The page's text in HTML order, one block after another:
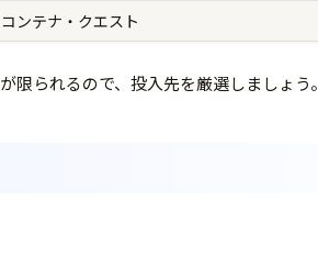
ンテナ・クエスト
限られるので、投入先を厳選しましょう。